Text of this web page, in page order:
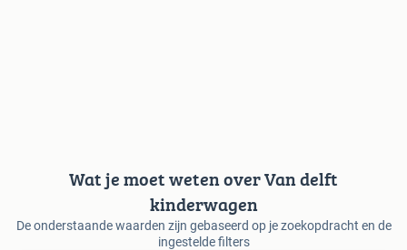
Wat je moet weten over Van delft
kinderwagen
De onderstaande waarden zijn gebaseerd op je zoekopdracht en de
ingestelde filters